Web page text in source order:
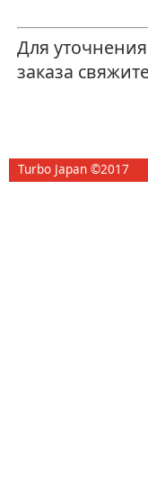
Для
заказа
Turbo Japan ©2017